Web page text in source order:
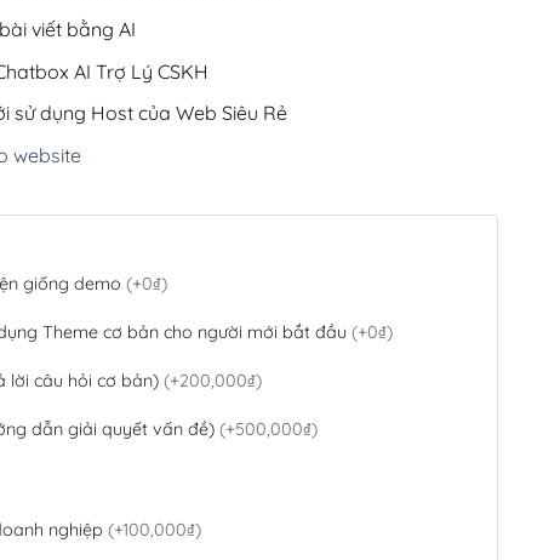
viết bằng AI
AI Trợ Lý CSKH
sử dụng Host của Web Siêu Rẻ
website
giống demo (+0₫)
Theme cơ bản cho người mới bắt đầu (+0₫)
lời câu hỏi cơ bản) (+200,000₫)
dẫn giải quyết vấn đề) (+500,000₫)
nghiệp (+100,000₫)